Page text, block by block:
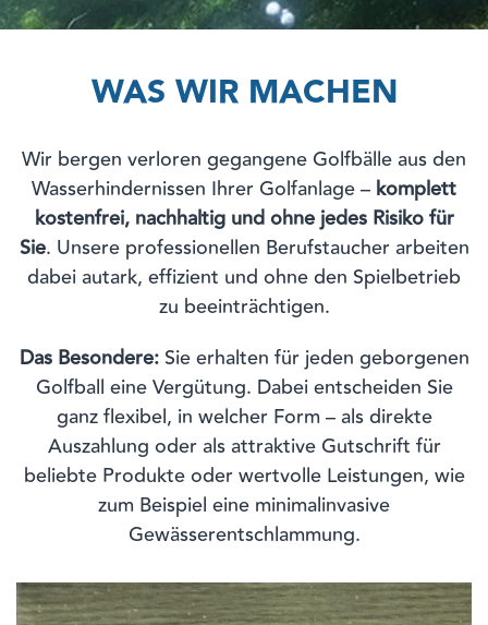
WAS WIR MACHEN
Wir bergen verloren gegangene Golfbälle aus den
Wasserhindernissen Ihrer Golfanlage – komplett
kostenfrei, nachhaltig und ohne jedes Risiko für
Sie. Unsere professionellen Berufstaucher arbeiten
dabei autark, effizient und ohne den Spielbetrieb
zu beeinträchtigen.
Das Besondere:Sie erhalten für jeden geborgenen
Golfball eine Vergütung. Dabei entscheiden Sie
ganz flexibel, in welcher Form – als direkte
Auszahlung oder als attraktive Gutschrift für
beliebte Produkte oder wertvolle Leistungen, wie
zum Beispiel eine minimalinvasive
Gewässerentschlammung.